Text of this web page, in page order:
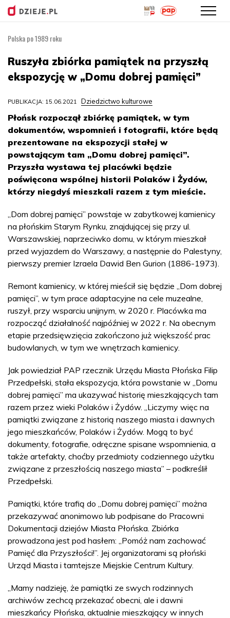
treści
Polska po 1989 roku
Ruszyła zbiórka pamiątek na przyszłą
ekspozycję w „Domu dobrej pamięci”
PUBLIKACJA: 15.06.2021 Dziedzictwo kulturowe
Płońsk rozpoczął zbiórkę pamiątek, w tym
dokumentów, wspomnień i fotografii, które będą
prezentowane na ekspozycji stałej w
powstającym tam „Domu dobrej pamięci”.
Przyszła wystawa tej placówki będzie
poświęcona wspólnej historii Polaków i Żydów,
którzy niegdyś mieszkali razem z tym mieście.
„Dom dobrej pamięci” powstaje w zabytkowej kamienicy
na płońskim Starym Rynku, znajdującej się przy ul.
Warszawskiej, naprzeciwko domu, w którym mieszkał
przed wyjazdem do Warszawy, a następnie do Palestyny,
pierwszy premier Izraela Dawid Ben Gurion (1886-1973).
Remont kamienicy, w której mieścił się będzie „Dom dobrej
pamięci”, w tym prace adaptacyjne na cele muzealne,
ruszył, przy wsparciu unijnym, w 2020 r. Placówka ma
rozpocząć działalność najpóźniej w 2022 r. Na obecnym
etapie przedsięwzięcia zakończono już większość prac
budowlanych, w tym we wnętrzach kamienicy.
Jak powiedział PAP rzecznik Urzędu Miasta Płońska Filip
Przedpełski, stała ekspozycja, która powstanie w „Domu
dobrej pamięci” ma ukazywać historię mieszkających tam
razem przez wieki Polaków i Żydów. „Liczymy więc na
pamiątki związane z historią naszego miasta i dawnych
jego mieszkańców, Polaków i Żydów. Mogą to być
dokumenty, fotografie, odręczne spisane wspomnienia, a
także artefakty, choćby przedmioty codziennego użytku
związane z przeszłością naszego miasta” – podkreślił
Przedpełski.
Pamiątki, które trafią do „Domu dobrej pamięci” można
przekazywać anonimowo lub podpisane do Pracowni
Dokumentacji dziejów Miasta Płońska. Zbiórka
prowadzona jest pod hasłem: „Pomóż nam zachować
Pamięć dla Przyszłości!”. Jej organizatorami są płoński
Urząd Miasta i tamtejsze Miejskie Centrum Kultury.
„Mamy nadzieję, że pamiątki ze swych rodzinnych
archiwów zechcą przekazać obecni, ale i dawni
mieszkańcy Płońska, aktualnie mieszkający w innych